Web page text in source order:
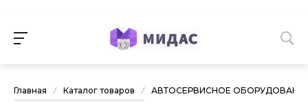
Главная / Каталог товаров / АВТОСЕРВИСНОЕ